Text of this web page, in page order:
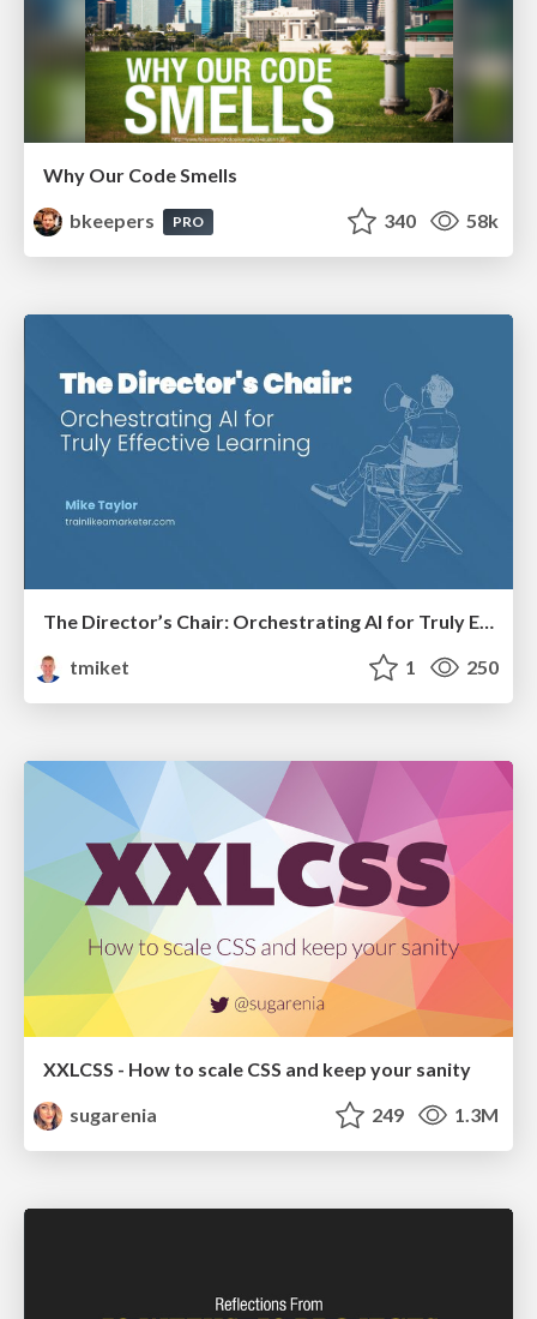
Why Our Code Smells
bkeepers
PRO 340 58k
The Director’s Chair: Orchestrating AI for Truly Effective Learning
tmiket
1 250
XXLCSS - How to scale CSS and keep your sanity
sugarenia
249 1.3M